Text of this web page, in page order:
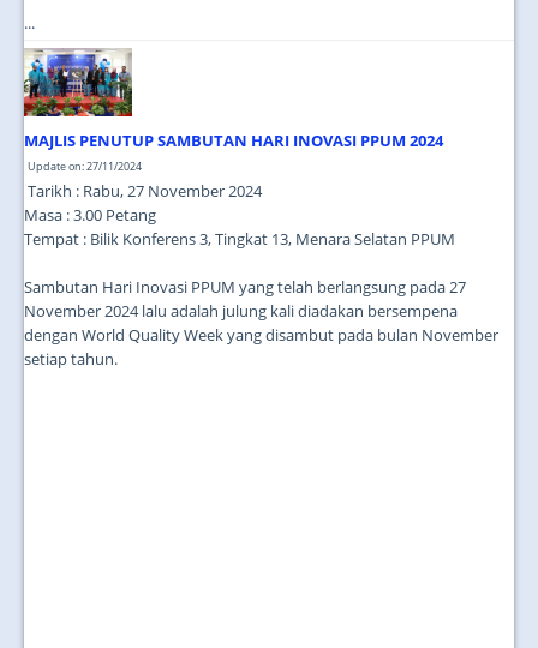
...
MAJLIS PENUTUP SAMBUTAN HARI INOVASI PPUM 2024
Update on: 27/11/2024
Tarikh : Rabu, 27 November 2024
Masa : 3.00 Petang
Tempat : Bilik Konferens 3, Tingkat 13, Menara Selatan PPUM
Sambutan Hari Inovasi PPUM yang telah berlangsung pada 27
November 2024 lalu adalah julung kali diadakan bersempena
dengan World Quality Week yang disambut pada bulan November
setiap tahun.